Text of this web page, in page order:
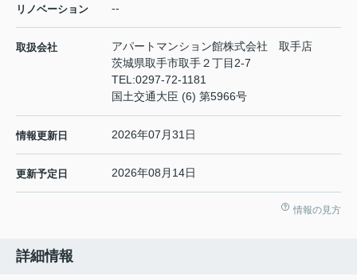
リノベーション --
取扱会社
アパートマンション館株式会社 取手店
茨城県取手市取手２丁目2-7
TEL:0297-72-1181
国土交通大臣 (6) 第5966号
情報更新日 2026年07月31日
更新予定日 2026年08月14日
情報の見方
詳細情報